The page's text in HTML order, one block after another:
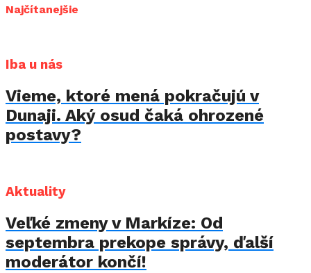
Najčítanejšie
Iba u nás
Vieme, ktoré mená pokračujú v
Dunaji. Aký osud čaká ohrozené
postavy?
Aktuality
Veľké zmeny v Markíze: Od
septembra prekope správy, ďalší
moderátor končí!